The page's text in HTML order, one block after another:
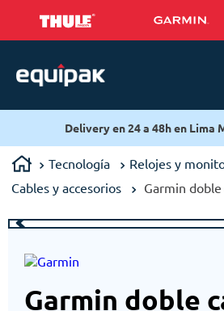
Delivery en 24 a 48h en Lima
Tecnología
Relojes y
Cables y accesorios
Garmin
Garmin doble